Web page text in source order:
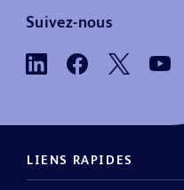
Suivez-nous
LIENS RAPIDES